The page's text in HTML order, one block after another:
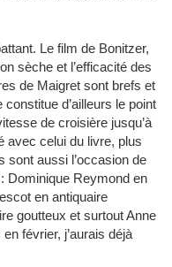
Le film de Bonitzer,
sèche et l’efficacité des
de Maigret sont brefs et
d’ailleurs le point
de croisière jusqu’à
avec celui du livre, plus
sont aussi l’occasion de
Dominique Reymond en
en antiquaire
goutteux et surtout Anne
février, j’aurais déjà